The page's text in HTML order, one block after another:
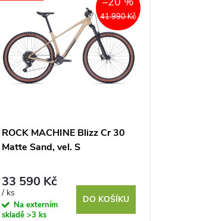
41 990 Kč
ROCK MACHINE Blizz Cr 30
Matte Sand, vel. S
33 590 Kč
/ ks
Na externím
skladě >3 ks
DO KOŠÍKU